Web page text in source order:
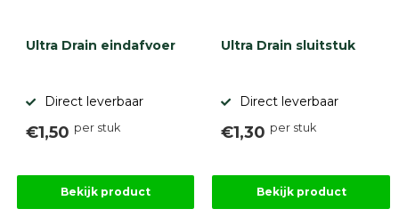
Ultra Drain eindafvoer
Direct leverbaar
€1,50 per stuk
Bekijk product
Ultra Drain sluitstuk
Direct leverbaar
€1,30 per stuk
Bekijk product